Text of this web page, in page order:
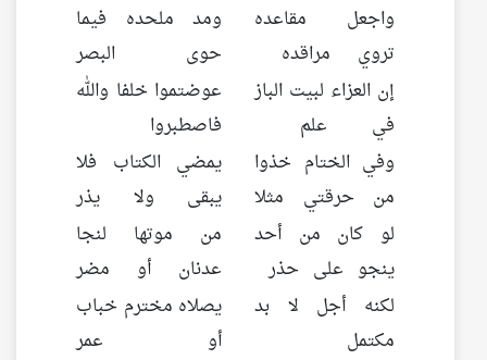
واجعل مقاعده
تروي مراقده
ومد ملحده فيما
حوى البصر
إن العزاء لبيت الباز
في علم
عوضتموا خلفا والله
فاصطبروا
وفي الختام خذوا
من حرقتي مثلا
يمضي الكتاب فلا
يبقى ولا يذر
لو كان من أحد
ينجو على حذر
من موتها لنجا
عدنان أو مضر
لكنه أجل لا بد
مكتمل
يصلاه مخترم خباب
أو عمر